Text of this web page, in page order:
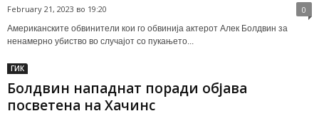
February 21, 2023 во 19:20 0
Американските обвинители кои го обвинија актерот Алек Болдвин за
ненамерно убиство во случајот со пукањето...
ГИК
Болдвин нападнат поради објава
посветена на Хачинс